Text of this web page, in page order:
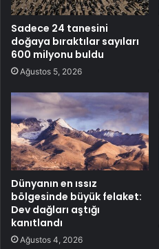
Sadece 24 tanesini
doğaya bıraktılar sayıları
600 milyonu buldu
Ağustos 5, 2026
Dünyanın en ıssız
bölgesinde büyük felaket:
Dev dağları aştığı
kanıtlandı
Ağustos 4, 2026